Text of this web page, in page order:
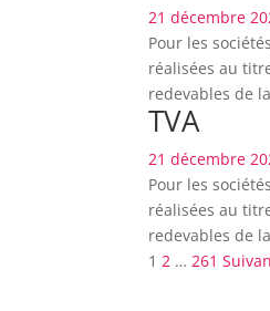
21 décembre
Pour les
réalisées au
redevables de
TVA
21 décembre
Pour les
réalisées au
redevables de
1 2 … 261